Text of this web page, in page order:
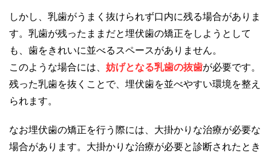
しかし、乳歯がうまく抜けられず口内に残る場合がありま
す。乳歯が残ったままだと埋伏歯の矯正をしようとして
も、歯をきれいに並べるスペースがありません。
このような場合には、 妨げとなる乳歯の抜歯が必要です。
残った乳歯を抜くことで、埋伏歯を並べやすい環境を整え
られます。
なお埋伏歯の矯正を行う際には、大掛かりな治療が必要な
場合があります。大掛かりな治療が必要と診断されたとき